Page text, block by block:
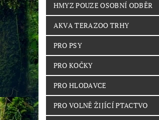
HMYZ POUZE OSOBNÍ ODBĚR
AKVA TERAZOO TRHY
PRO PSY
PRO KOČKY
PRO HLODAVCE
PRO VOLNĚ ŽIJÍCÍ PTACTVO